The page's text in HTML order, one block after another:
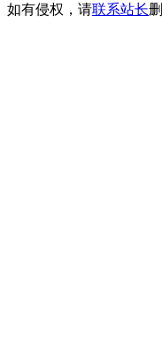
如有侵权，请联系站长